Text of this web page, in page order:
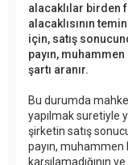
alacaklılar birden
alacaklısının
için, satış
payın,
şartı aranır.
Bu durumda
yapılmak suretiyle
şirketin satış
payın, muhammen
karşılamadığının